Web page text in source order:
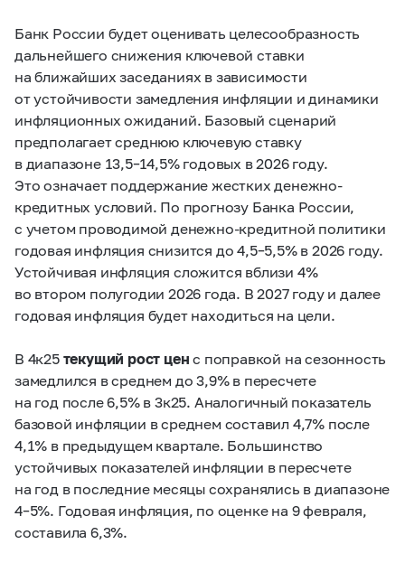
Банк России будет оценивать целесообразность
дальнейшего снижения ключевой ставки
на ближайших заседаниях в зависимости
от устойчивости замедления инфляции и динамики
инфляционных ожиданий. Базовый сценарий
предполагает среднюю ключевую ставку
в диапазоне 13,5–14,5% годовых в 2026 году.
Это означает поддержание жестких денежно-
кредитных условий. По прогнозу Банка России,
с учетом проводимой денежно-кредитной политики
годовая инфляция снизится до 4,5–5,5% в 2026 году.
Устойчивая инфляция сложится вблизи 4%
во втором полугодии 2026 года. В 2027 году и далее
годовая инфляция будет находиться на цели.
В 4к25 текущий рост ценс поправкой на сезонность
замедлился в среднем до 3,9% в пересчете
на год после 6,5% в 3к25. Аналогичный показатель
базовой инфляции в среднем составил 4,7% после
4,1% в предыдущем квартале. Большинство
устойчивых показателей инфляции в пересчете
на год в последние месяцы сохранялись в диапазоне
4–5%. Годовая инфляция, по оценке на 9 февраля,
составила 6,3%.